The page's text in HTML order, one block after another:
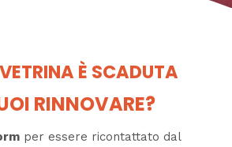
È SCADUTA
RINNOVARE?
per essere ricontattato dal